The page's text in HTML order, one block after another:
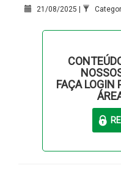
21/08/2025 |
FAÇA LOGIN